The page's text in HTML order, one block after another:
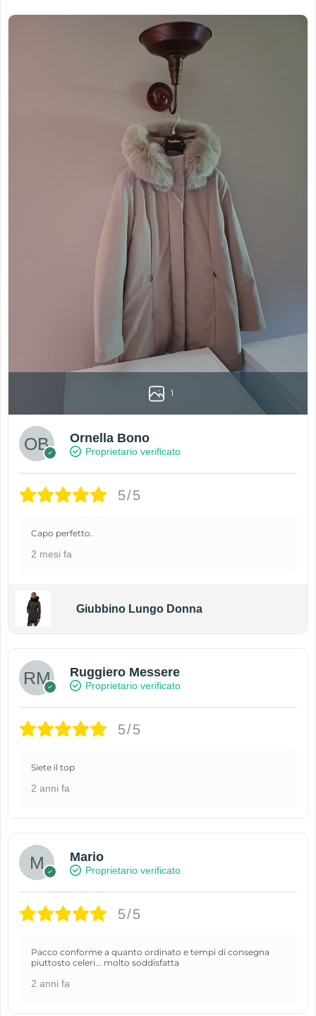
1
Ornella Bono
Proprietario verificato
5/5
Capo perfetto.
2 mesi fa
Giubbino Lungo Donna
Ruggiero Messere
Proprietario verificato
5/5
Siete il top
2 anni fa
Mario
Proprietario verificato
5/5
Pacco conforme a quanto ordinato e tempi di consegna
piuttosto celeri... molto soddisfatta
2 anni fa